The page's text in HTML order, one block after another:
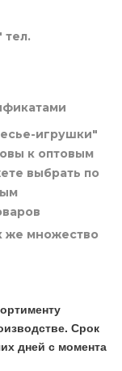
игрушки"
к оптовым
выбрать по
же множество
Срок
дней с момента